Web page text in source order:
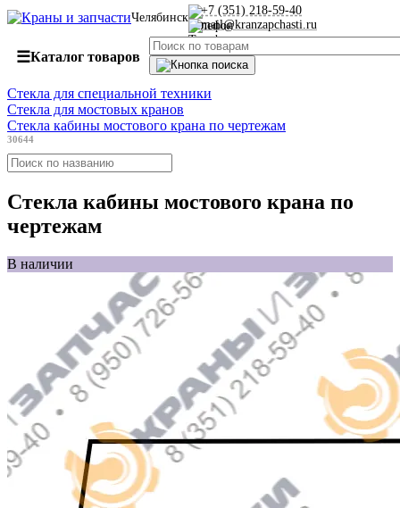
Челябинск
+7 (351) 218-59-40
mail@kranzapchasti.ru
☰Каталог товаров
Стекла для специальной техники
Стекла для мостовых кранов
Стекла кабины мостового крана по чертежам
30644
Стекла кабины мостового крана по
чертежам
В наличии